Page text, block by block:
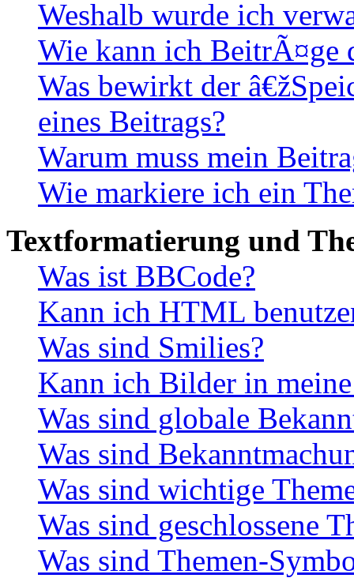
Weshalb wurde ich
Wie kann ich BeitrÃ¤ge
Was bewirkt der
eines Beitrags?
Warum muss mein
Wie markiere ich ein
Textformatierung und
Was ist BBCode?
Kann ich HTML
Was sind Smilies?
Kann ich Bilder in
Was sind globale
Was sind
Was sind wichtige
Was sind geschlossene
Was sind Themen-